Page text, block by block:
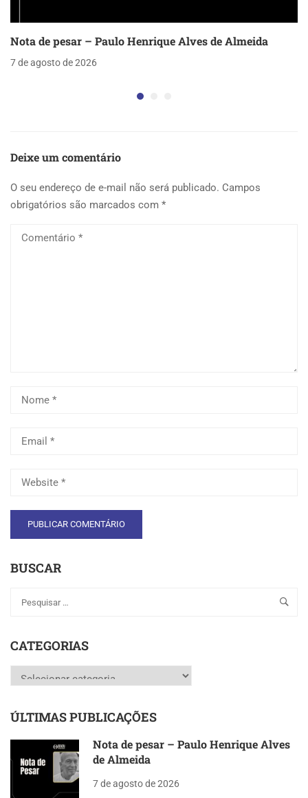
Nota de pesar – Paulo Henrique Alves de Almeida
7 de agosto de 2026
Deixe um comentário
O seu endereço de e-mail não será publicado. Campos
obrigatórios são marcados com *
BUSCAR
CATEGORIAS
Categorias
ÚLTIMAS PUBLICAÇÕES
Nota de pesar – Paulo Henrique Alves
de Almeida
7 de agosto de 2026